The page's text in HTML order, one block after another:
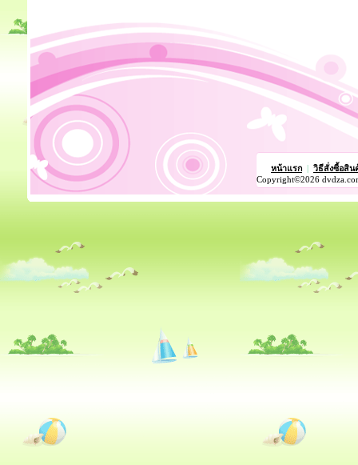
หน้าแรก
วิธีสั่งซื้อสิน
Copyright©2026